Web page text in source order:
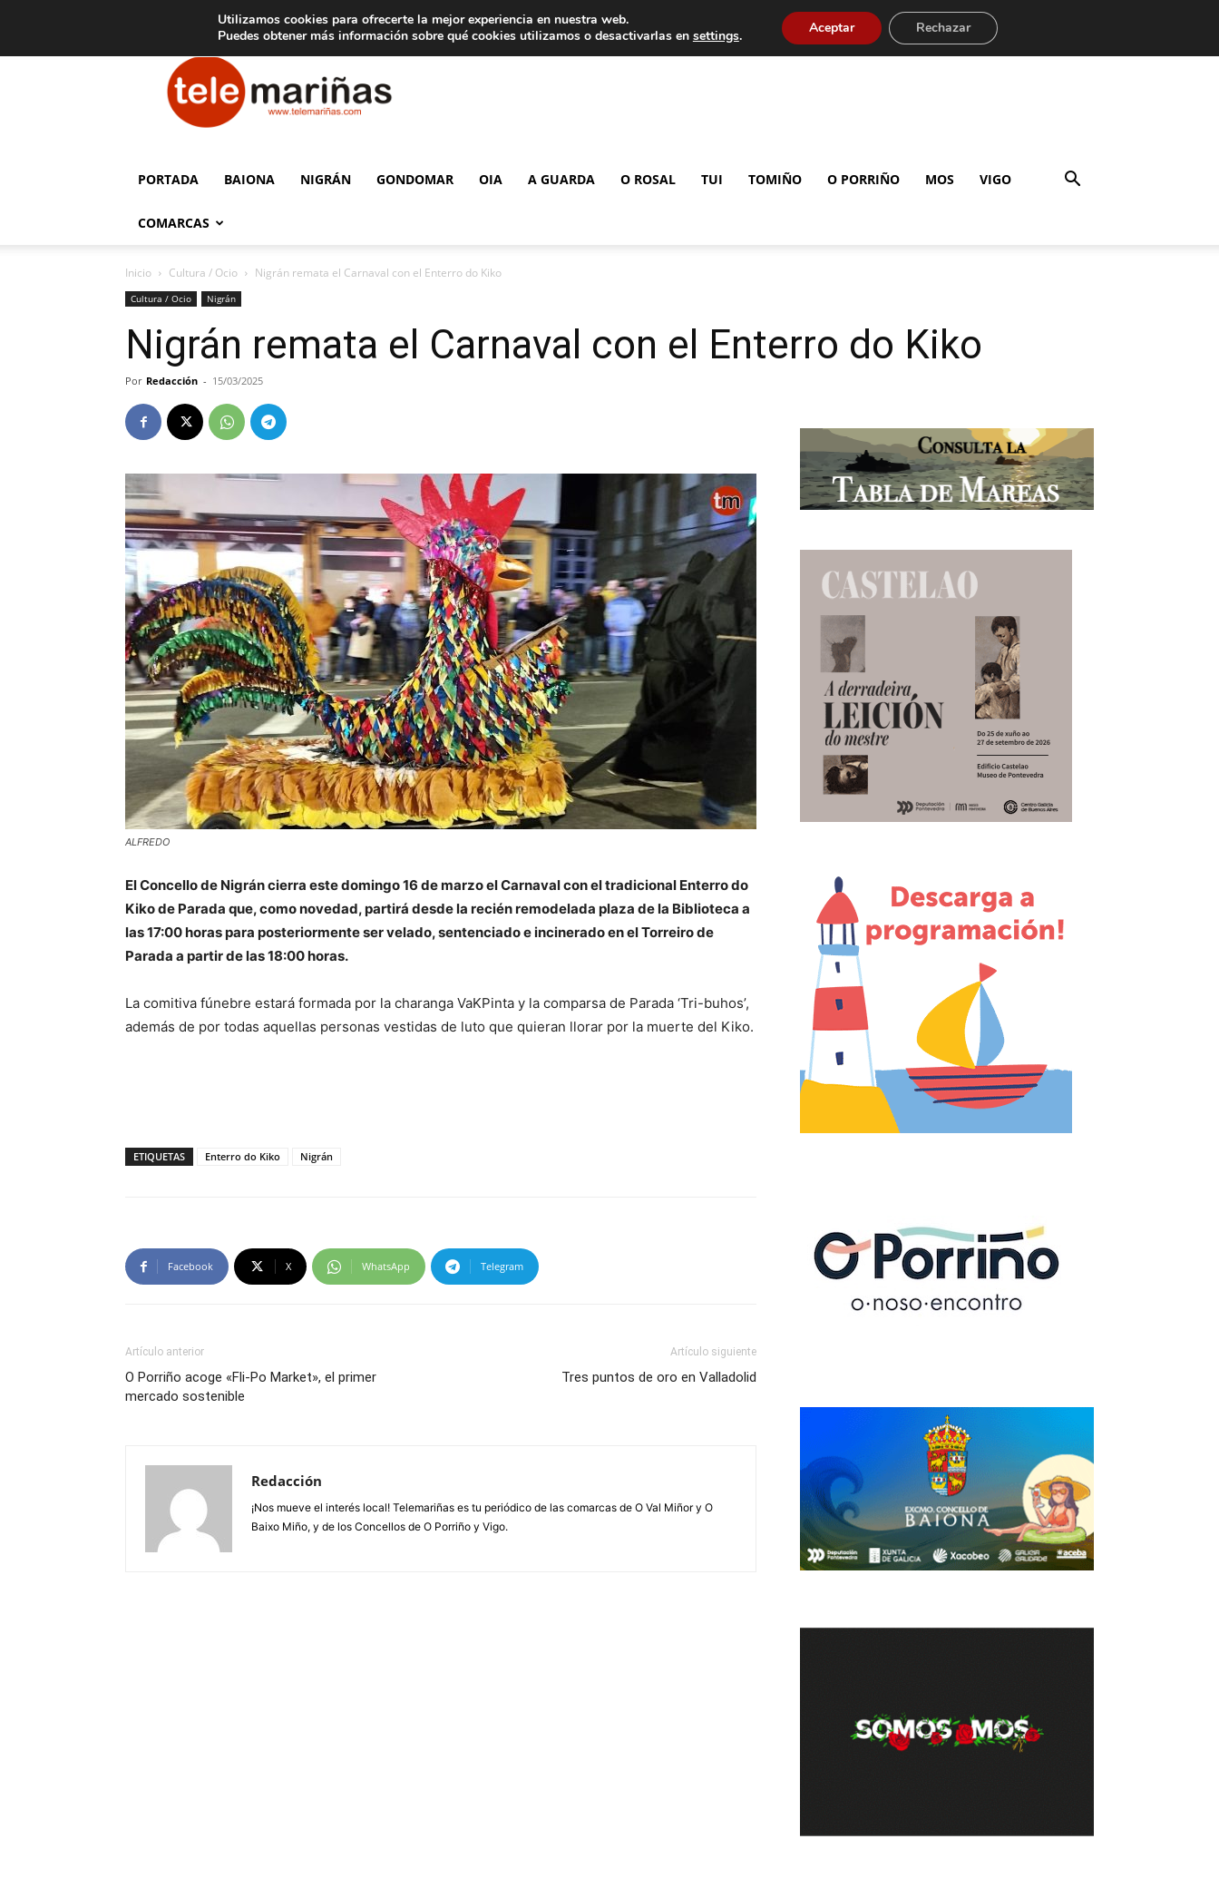
Aviso legal Tarifas de publicidad
Telemariñas
PORTADA BAIONA NIGRÁN GONDOMAR OIA A GUARDA O ROSAL TUI TOMIÑO O PORRIÑO MOS VIGO
COMARCAS
Inicio Cultura / Ocio Nigrán remata el Carnaval con el Enterro do Kiko
Cultura / Ocio Nigrán
Nigrán remata el Carnaval con el Enterro do Kiko
Por Redacción - 15/03/2025
ALFREDO
El Concello de Nigrán cierra este domingo 16 de marzo el Carnaval con el tradicional Enterro do
Kiko de Parada que, como novedad, partirá desde la recién remodelada plaza de la Biblioteca a
las 17:00 horas para posteriormente ser velado, sentenciado e incinerado en el Torreiro de
Parada a partir de las 18:00 horas.
La comitiva fúnebre estará formada por la charanga VaKPinta y la comparsa de Parada ‘Tri-buhos’,
además de por todas aquellas personas vestidas de luto que quieran llorar por la muerte del Kiko.
ETIQUETAS Enterro do Kiko Nigrán
Facebook X WhatsApp Telegram
Artículo anterior
O Porriño acoge «Fli-Po Market», el primer
mercado sostenible
Artículo siguiente
Tres puntos de oro en Valladolid
Redacción
¡Nos mueve el interés local! Telemariñas es tu periódico de las comarcas de O Val Miñor y O
Baixo Miño, y de los Concellos de O Porriño y Vigo.
Utilizamos cookies para ofrecerte la mejor experiencia en nuestra web.
Puedes obtener más información sobre qué cookies utilizamos o desactivarlas en settings. Aceptar Rechazar